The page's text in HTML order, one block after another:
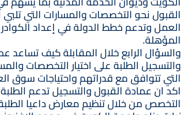
القبول نحو التخصصات والمسارات التي
العمل وتدعم خطط الدولة في إعداد
المؤهلة.
والسؤال الرابع خلال المقابلة كيف تساعد
والتسجيل الطلبة على اختيار التخصصات
التي تتوافق مع قدراتهم واحتياجات سوق
اكد ان عمادة القبول والتسجيل تدعم الطلبة
التخصص من خلال تنظيم معارض داعيا